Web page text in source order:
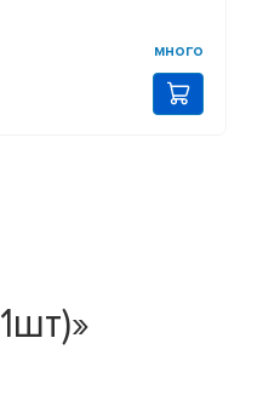
много